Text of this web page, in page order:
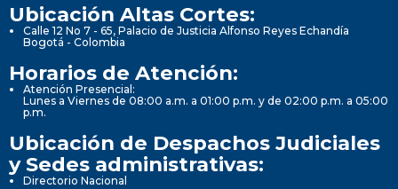
Ubicación Altas Cortes:
Calle 12 No 7 - 65, Palacio de Justicia Alfonso Reyes Echandía
Bogotá - Colombia
Horarios de Atención:
Atención Presencial:
Lunes a Viernes de 08:00 a.m. a 01:00 p.m. y de 02:00 p.m. a 05:00
p.m.
Ubicación de Despachos Judiciales
y Sedes administrativas:
Directorio Nacional